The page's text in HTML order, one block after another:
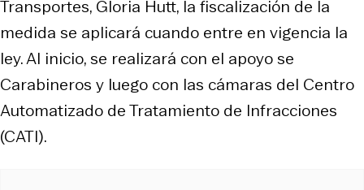
Transportes, Gloria Hutt, la fiscalización de la
medida se aplicará cuando entre en vigencia la
ley. Al inicio, se realizará con el apoyo se
Carabineros y luego con las cámaras del Centro
Automatizado de Tratamiento de Infracciones
(CATI).